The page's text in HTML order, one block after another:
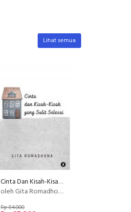
Lihat semua
Cinta Dan Kisah-Kisah Yang Sulit Selesai
oleh Gita Romadhona
Rp 84.000